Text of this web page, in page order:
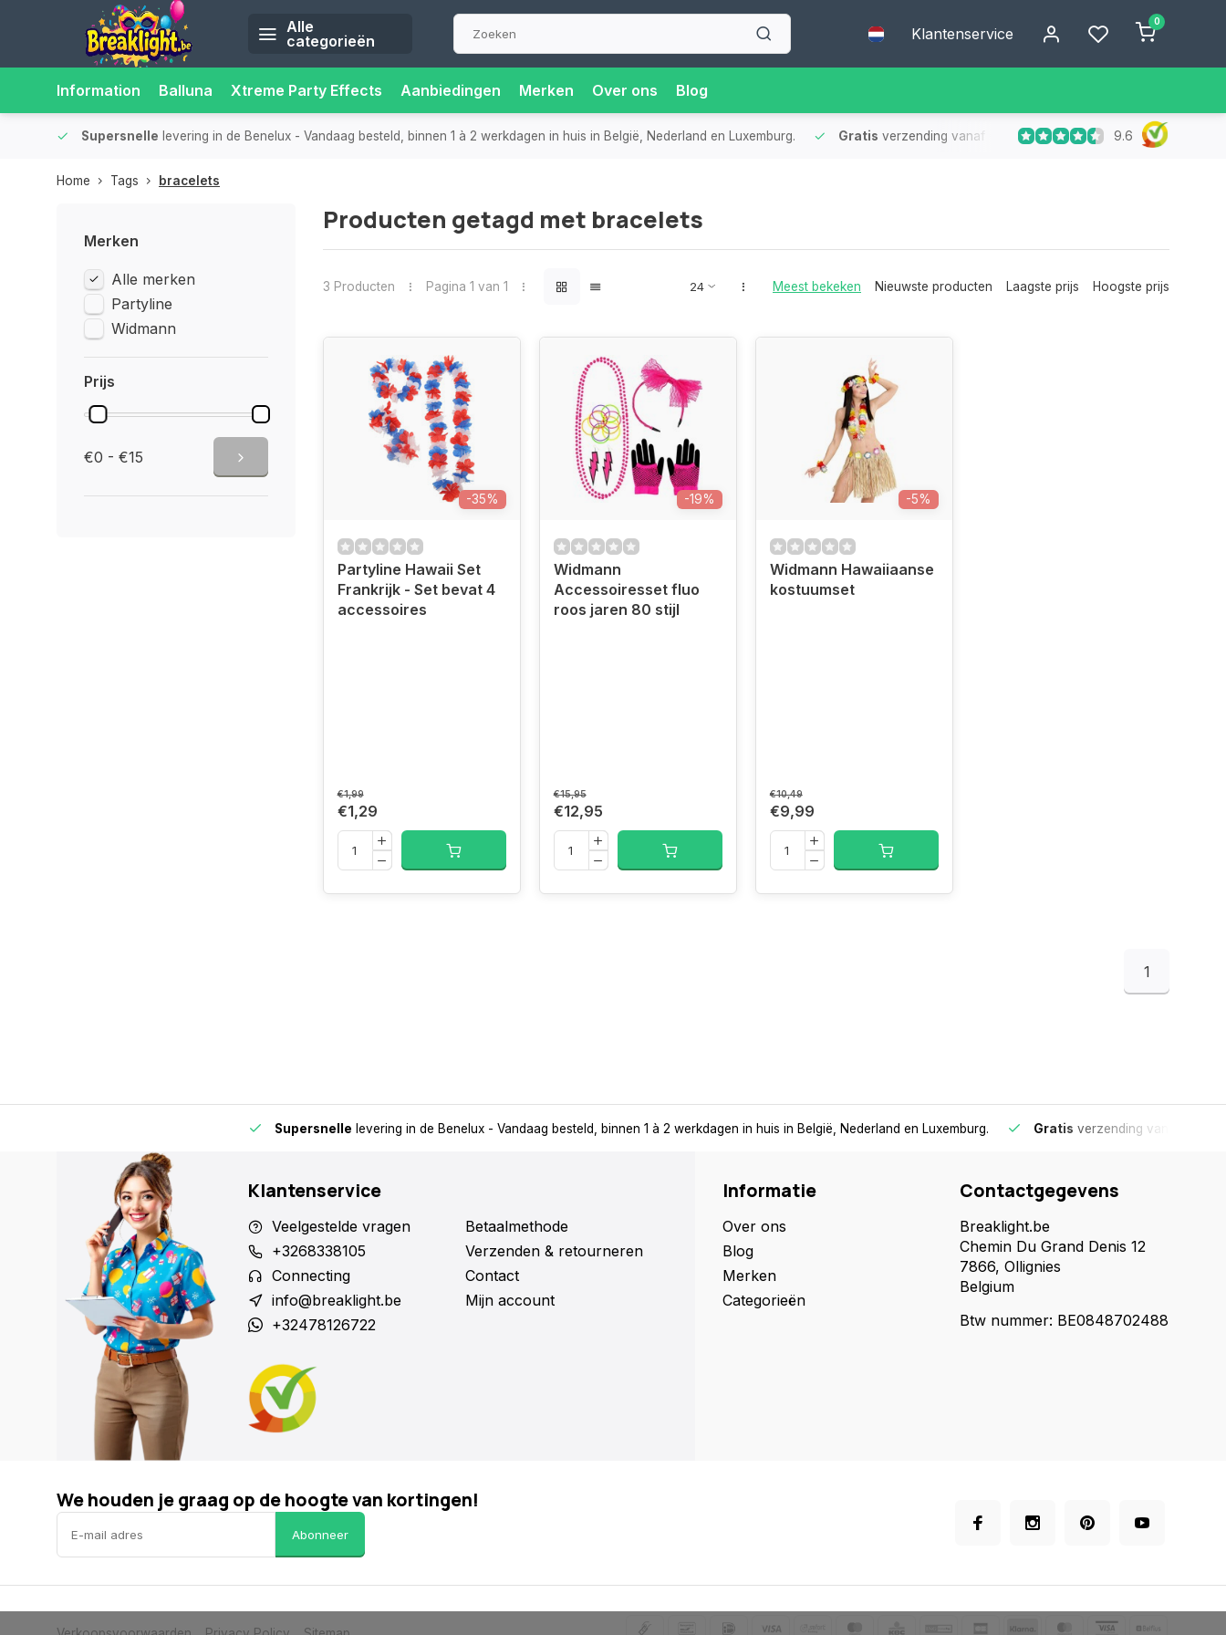
Alle
categorieën
Klantenservice
0
Information Balluna Xtreme Party Effects Aanbiedingen Merken Over ons Blog
Supersnelle levering in de Benelux - Vandaag besteld, binnen 1 à 2 werkdagen in huis in België, Nederland en Luxemburg. Gratis verzending vanaf €75 - Geen verzendkosten bij
9.6
Home Tags bracelets
Merken
Alle merken
Partyline
Widmann
Prijs
€0 - €15
Producten getagd met bracelets
3 Producten Pagina 1 van 1 Meest bekeken Nieuwste producten Laagste prijs Hoogste prijs
-35%
Partyline Hawaii Set
Frankrijk - Set bevat 4
accessoires
€1,99
€1,29
-19%
Widmann
Accessoiresset fluo
roos jaren 80 stijl
€15,95
€12,95
-5%
Widmann Hawaiiaanse
kostuumset
€10,49
€9,99
1
Supersnelle levering in de Benelux - Vandaag besteld, binnen 1 à 2 werkdagen in huis in België, Nederland en Luxemburg. Gratis verzending vanaf €75
Klantenservice
Veelgestelde vragen
+3268338105
Connecting
info@breaklight.be
+32478126722
Betaalmethode
Verzenden & retourneren
Contact
Mijn account
Informatie
Over ons
Blog
Merken
Categorieën
Contactgegevens
Breaklight.be
Chemin Du Grand Denis 12
7866, Ollignies
Belgium
Btw nummer: BE0848702488
We houden je graag op de hoogte van kortingen!
Abonneer